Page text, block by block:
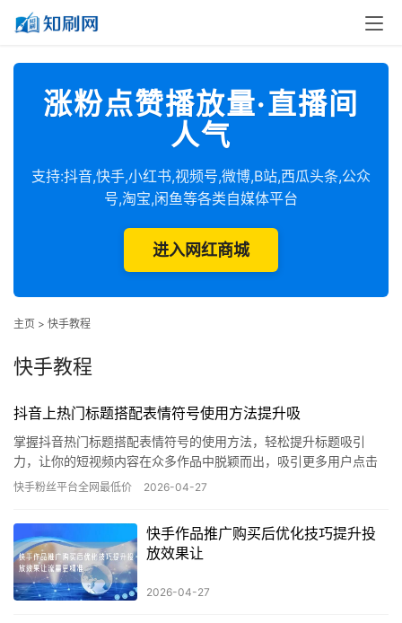
涨粉点赞播放量·直播间
人气
支持:抖音,快手,小红书,视频号,微博,B站,西瓜头条,公众
号,淘宝,闲鱼等各类自媒体平台
进入网红商城
主页 > 快手教程
快手教程
抖音上热门标题搭配表情符号使用方法提升吸
掌握抖音热门标题搭配表情符号的使用方法，轻松提升标题吸引
力，让你的短视频内容在众多作品中脱颖而出，吸引更多用户点击
观看，助力短视频运营成功。
快手粉丝平台全网最低价 2026-04-27
快手作品推广购买后优化技巧提升投
放效果让
2026-04-27